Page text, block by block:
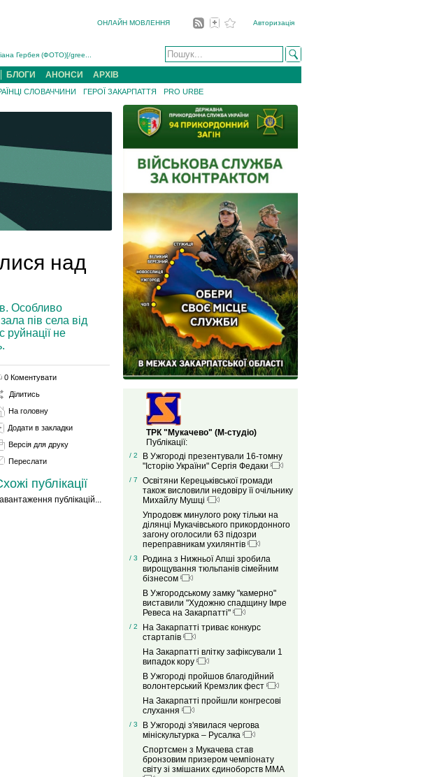
ОНЛАЙН МОВЛЕННЯ Авторизація
Володимиром Йор�...
Гербея (ФОТО)[/gree...
(ФОТО)...
13 людей (ФОТО)...
БЛОГИ АНОНСИ АРХІВ
СЛОВАЧЧИНИ ГЕРОЇ ЗАКАРПАТТЯ PRO URBE
над
Особливо
пів села від
руйнації не
0 Коментувати
Ділитись
На головну
Додати в закладки
Версія для друку
Переслати
публікації
публікацій...
ТРК "Мукачево" (М-студіо)
Публікації:
/ 2
В Ужгороді презентували 16-томну
"Історію України" Сергія Федаки
/ 7
Освітяни Керецьківської громади
також висловили недовіру її очільнику
Михайлу Мушці
Упродовж минулого року тільки на
ділянці Мукачівського прикордонного
загону оголосили 63 підозри
переправникам ухилянтів
/ 3
Родина з Нижньої Апші зробила
вирощування тюльпанів сімейним
бізнесом
В Ужгородському замку "камерно"
виставили "Художню спадщину Імре
Ревеса на Закарпатті"
/ 2
На Закарпатті триває конкурс
стартапів
На Закарпатті влітку зафіксували 1
випадок кору
В Ужгороді пройшов благодійний
волонтерський Кремзлик фест
На Закарпатті пройшли конгресові
слухання
/ 3
В Ужгороді з'явилася чергова
мініскультурка – Русалка
Спортсмен з Мукачева став
бронзовим призером чемпіонату
світу зі змішаних єдиноборств ММА